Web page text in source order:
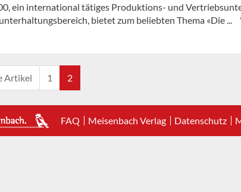
ein international tätiges Produktions- und
bietet zum beliebten Thema «Die ...
Artikel 1 2
FAQ Meisenbach Verlag Datenschutz